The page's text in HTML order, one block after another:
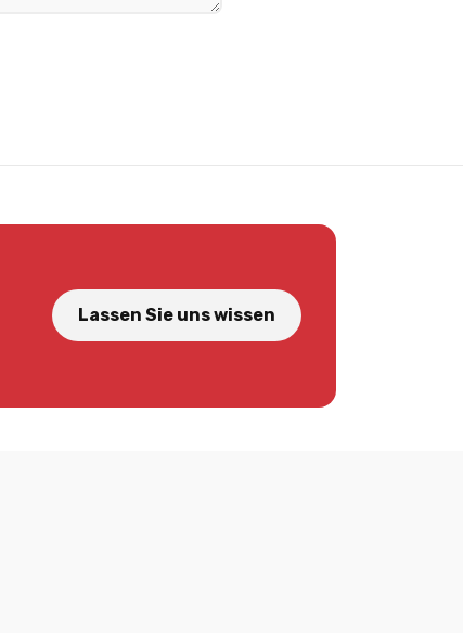
Lassen Sie uns wissen